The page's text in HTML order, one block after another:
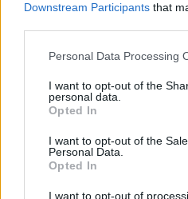
Downstream Participants that
Personal Data Processing
I want to opt-out of the
personal data.
Opted In
I want to opt-out of the
Personal Data.
Opted In
I want to opt-out of
ASAE encerra dois restaurantes
comercial em Évora
A Autoridade de Segurança
8 Agosto, 2026 - 00:31